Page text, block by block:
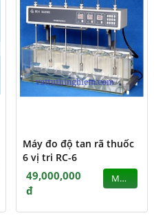
Máy đo độ tan rã thuốc
6 vị tri RC-6
49,000,000
đ
MUA